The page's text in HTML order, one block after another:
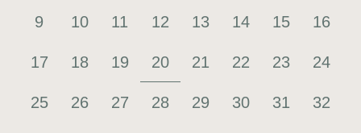
9 10 11 12 13 14 15 16
17 18 19 20 21 22 23 24
25 26 27 28 29 30 31 32